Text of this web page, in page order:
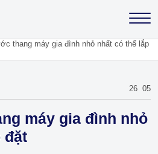
thang máy gia đình nhỏ nhất có thể lắp
26 05
máy gia đình nhỏ
đặt